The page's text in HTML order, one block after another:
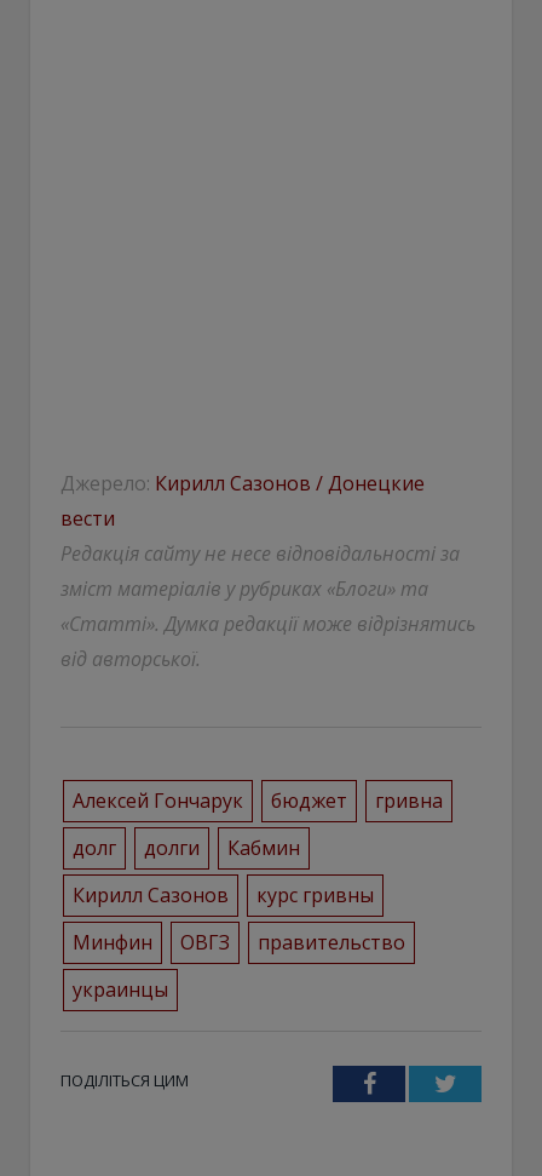
Джерело: Кирилл Сазонов / Донецкие
вести
Редакція сайту не несе відповідальності за
зміст матеріалів у рубриках «Блоги» та
«Статті». Думка редакції може відрізнятись
від авторської.
Алексей Гончарук бюджет
гривна
долг
долги
Кабмин
Кирилл Сазонов
курс гривны
Минфин
ОВГЗ
правительство
украинцы
ПОДІЛІТЬСЯ ЦИМ FacebookTwitter